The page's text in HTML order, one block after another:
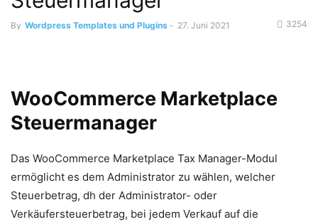
By Wordpress Templates und Plugins - 27. Juni 2021 3254
WooCommerce Marketplace
Steuermanager
Das WooCommerce Marketplace Tax Manager-Modul
ermöglicht es dem Administrator zu wählen, welcher
Steuerbetrag, dh der Administrator- oder
Verkäufersteuerbetrag, bei jedem Verkauf auf die